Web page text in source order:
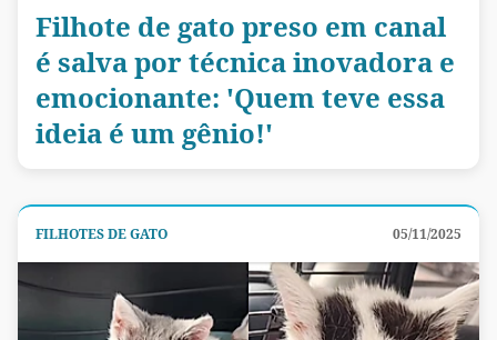
Filhote de gato preso em canal
é salva por técnica inovadora e
emocionante: 'Quem teve essa
ideia é um gênio!'
FILHOTES DE GATO 05/11/2025